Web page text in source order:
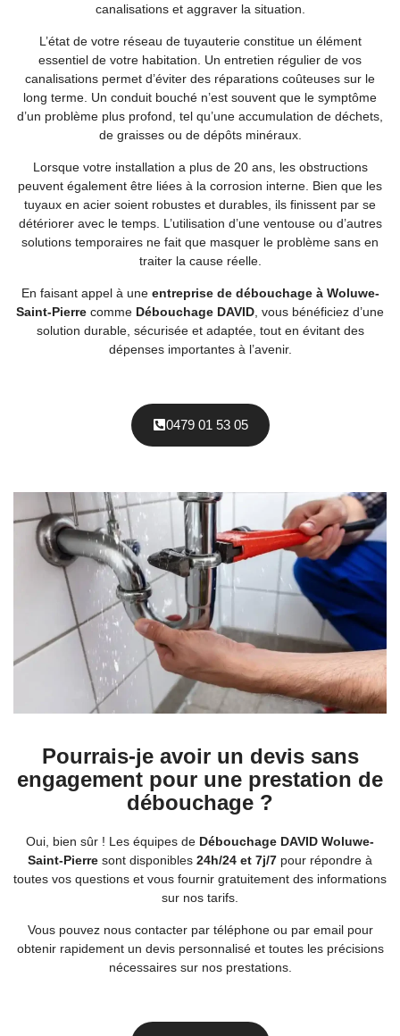
canalisations et aggraver la situation.
L’état de votre réseau de tuyauterie constitue un élément
essentiel de votre habitation. Un entretien régulier de vos
canalisations permet d’éviter des réparations coûteuses sur le
long terme. Un conduit bouché n’est souvent que le symptôme
d’un problème plus profond, tel qu’une accumulation de déchets,
de graisses ou de dépôts minéraux.
Lorsque votre installation a plus de 20 ans, les obstructions
peuvent également être liées à la corrosion interne. Bien que les
tuyaux en acier soient robustes et durables, ils finissent par se
détériorer avec le temps. L’utilisation d’une ventouse ou d’autres
solutions temporaires ne fait que masquer le problème sans en
traiter la cause réelle.
En faisant appel à une entreprise de débouchage à Woluwe-
Saint-Pierre comme Débouchage DAVID , vous bénéficiez d’une
solution durable, sécurisée et adaptée, tout en évitant des
dépenses importantes à l’avenir.
0479 01 53 05
Pourrais-je avoir un devis sans
engagement pour une prestation de
débouchage ?
Oui, bien sûr ! Les équipes de Débouchage DAVID Woluwe-
Saint-Pierre sont disponibles 24h/24 et 7j/7 pour répondre à
toutes vos questions et vous fournir gratuitement des informations
sur nos tarifs.
Vous pouvez nous contacter par téléphone ou par email pour
obtenir rapidement un devis personnalisé et toutes les précisions
nécessaires sur nos prestations.